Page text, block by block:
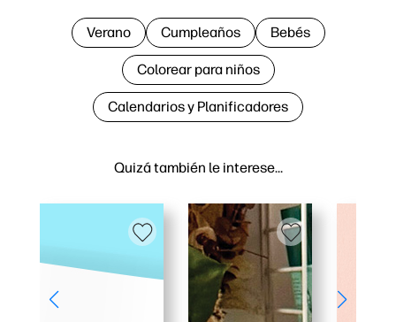
Quizá también le interese…
Verano Cumpleaños Bebés
Colorear para niños
Calendarios y Planificadores